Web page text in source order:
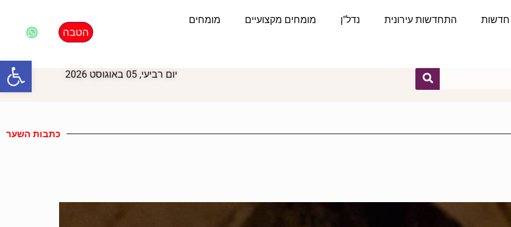
חדשות התחדשות עירונית נדל"ן מומחים מקצועיים מומחים
הטבה
יום רביעי, 05 באוגוסט 2026
כתבות השער
פתח